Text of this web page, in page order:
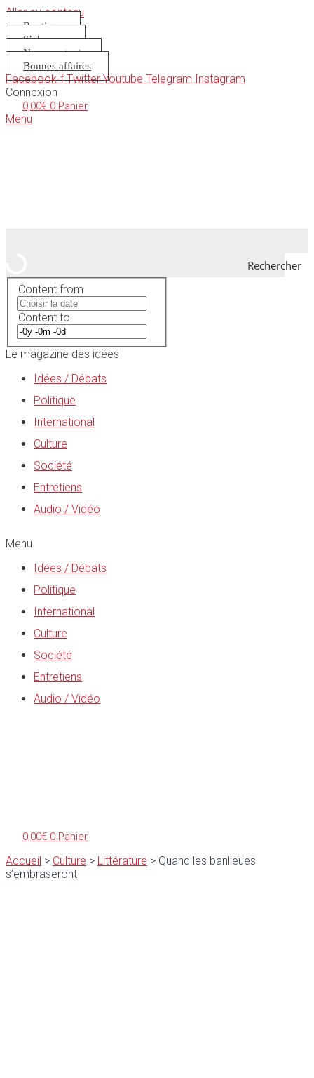
Aller au contenu
Boutique
S’abonner
Nous soutenir
Bonnes affaires
Facebook-f Twitter Youtube Telegram Instagram
Connexion
0,00€ 0 Panier
Menu
Rechercher
Content from
Content to
Le magazine des idées
Idées / Débats
Politique
International
Culture
Société
Entretiens
Audio / Vidéo
Menu
Idées / Débats
Politique
International
Culture
Société
Entretiens
Audio / Vidéo
0,00€ 0 Panier
Accueil > Culture > Littérature > Quand les banlieues
s’embraseront